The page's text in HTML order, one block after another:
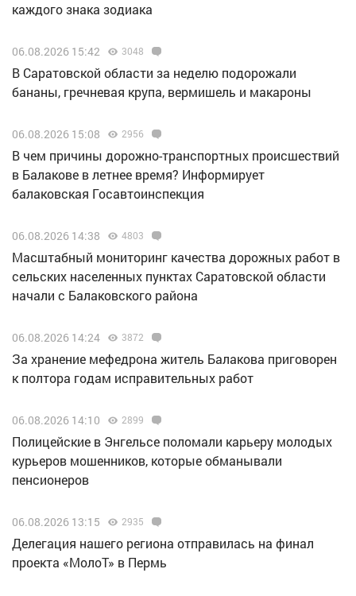
каждого знака зодиака
06.08.2026 15:42 3048
В Саратовской области за неделю подорожали
бананы, гречневая крупа, вермишель и макароны
06.08.2026 15:08 2956
В чем причины дорожно-транспортных происшествий
в Балакове в летнее время? Информирует
балаковская Госавтоинспекция
06.08.2026 14:38 4803
Масштабный мониторинг качества дорожных работ в
сельских населенных пунктах Саратовской области
начали с Балаковского района
06.08.2026 14:24 3872
За хранение мефедрона житель Балакова приговорен
к полтора годам исправительных работ
06.08.2026 14:10 2899
Полицейские в Энгельсе поломали карьеру молодых
курьеров мошенников, которые обманывали
пенсионеров
06.08.2026 13:15 2935
Делегация нашего региона отправилась на финал
проекта «МолоТ» в Пермь